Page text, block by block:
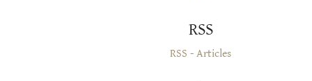
RSS
RSS - Articles